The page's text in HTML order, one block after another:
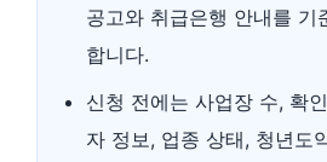
공고와 취급은행 안내를 기
합니다.
신청 전에는 사업장 수, 확
자 정보, 업종 상태, 청년도